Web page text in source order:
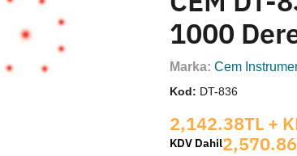
1000
Marka: Cem
Kod: DT-836
Mevcut fiyat
2,142.38TL +
KDV Dahil